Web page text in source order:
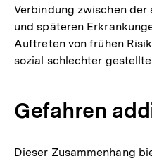
Verbindung zwischen der
und späteren
Auftreten von frühen
sozial schlechter
Gefahren
Dieser Zusammenhang